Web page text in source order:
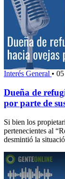
Interés General •
Dueña de
por parte de
Si bien los
pertenecientes al
desmintió la